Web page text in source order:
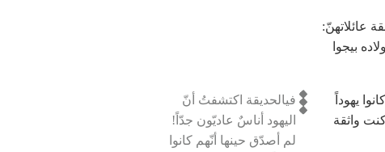
عائلاتهنّ:
بيجوا
فيالحديقة اكتشفتُ أنّ
اليهود أناسٌ عاديّون جدّاً!
لم أصدّق حينها أنّهم كانوا
يهوداً
واثقة